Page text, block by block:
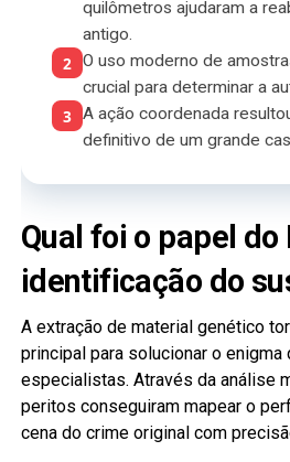
quilômetros ajudaram a
antigo.
2 O uso moderno de
crucial para determinar a
3 A ação coordenada
definitivo de um grande
Qual foi o papel do
identificação do
A extração de material genético
principal para solucionar o enigma
especialistas. Através da análise
peritos conseguiram mapear o
cena do crime original com